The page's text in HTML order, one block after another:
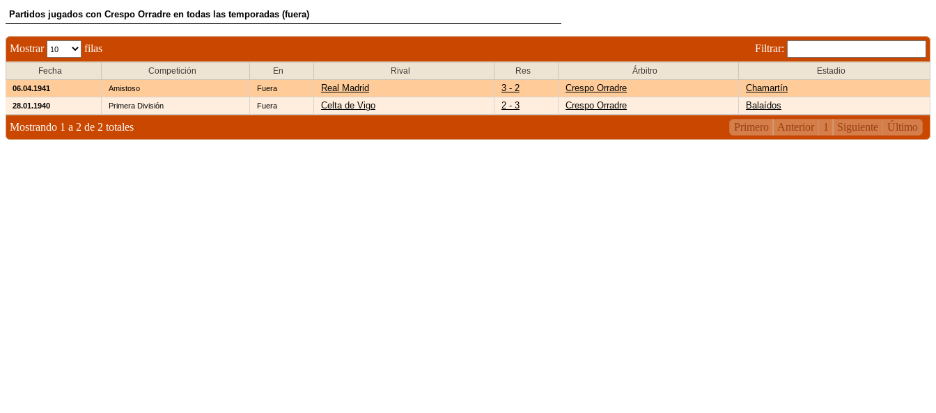
Partidos jugados con Crespo Orradre en todas las temporadas (fuera)
Mostrar filas Filtrar:
Fecha Competición En Rival Res Árbitro Estadio
06.04.1941 Amistoso Fuera Real Madrid 3 - 2 Crespo Orradre Chamartín
28.01.1940 Primera División Fuera Celta de Vigo 2 - 3 Crespo Orradre Balaídos
Mostrando 1 a 2 de 2 totales Primero Anterior 1 Siguiente Último